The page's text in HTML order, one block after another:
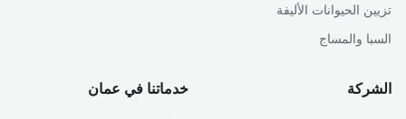
تزيين الحيوانات الأليفة
السبا والمساج
الشركة خدماتنا في عمان